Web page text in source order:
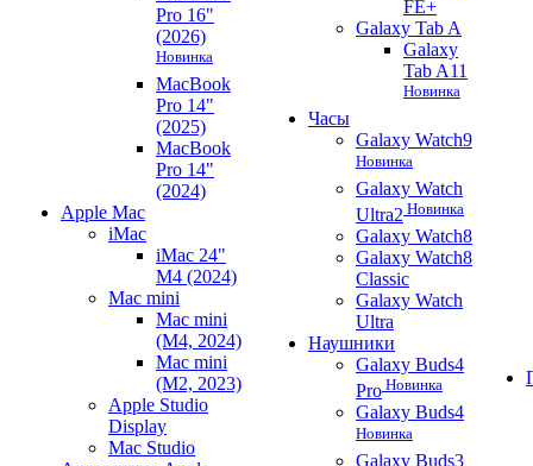
Pro 16"
(2026)
Новинка
MacBook
Pro 14"
(2025)
MacBook
Pro 14"
(2024)
Apple Mac
iMac
iMac 24"
M4 (2024)
Mac mini
Mac mini
(M4, 2024)
Mac mini
(M2, 2023)
Apple Studio
Display
Mac Studio
FE+
Galaxy Tab A
Galaxy
Tab A11
Новинка
Часы
Galaxy Watch9
Новинка
Galaxy Watch
Ultra2 Новинка
Galaxy Watch8
Galaxy Watch8
Classic
Galaxy Watch
Ultra
Наушники
Galaxy Buds4
Pro Новинка
Galaxy Buds4
Новинка
Galaxy Buds3